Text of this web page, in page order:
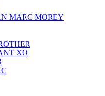
MARC MOREY
XO